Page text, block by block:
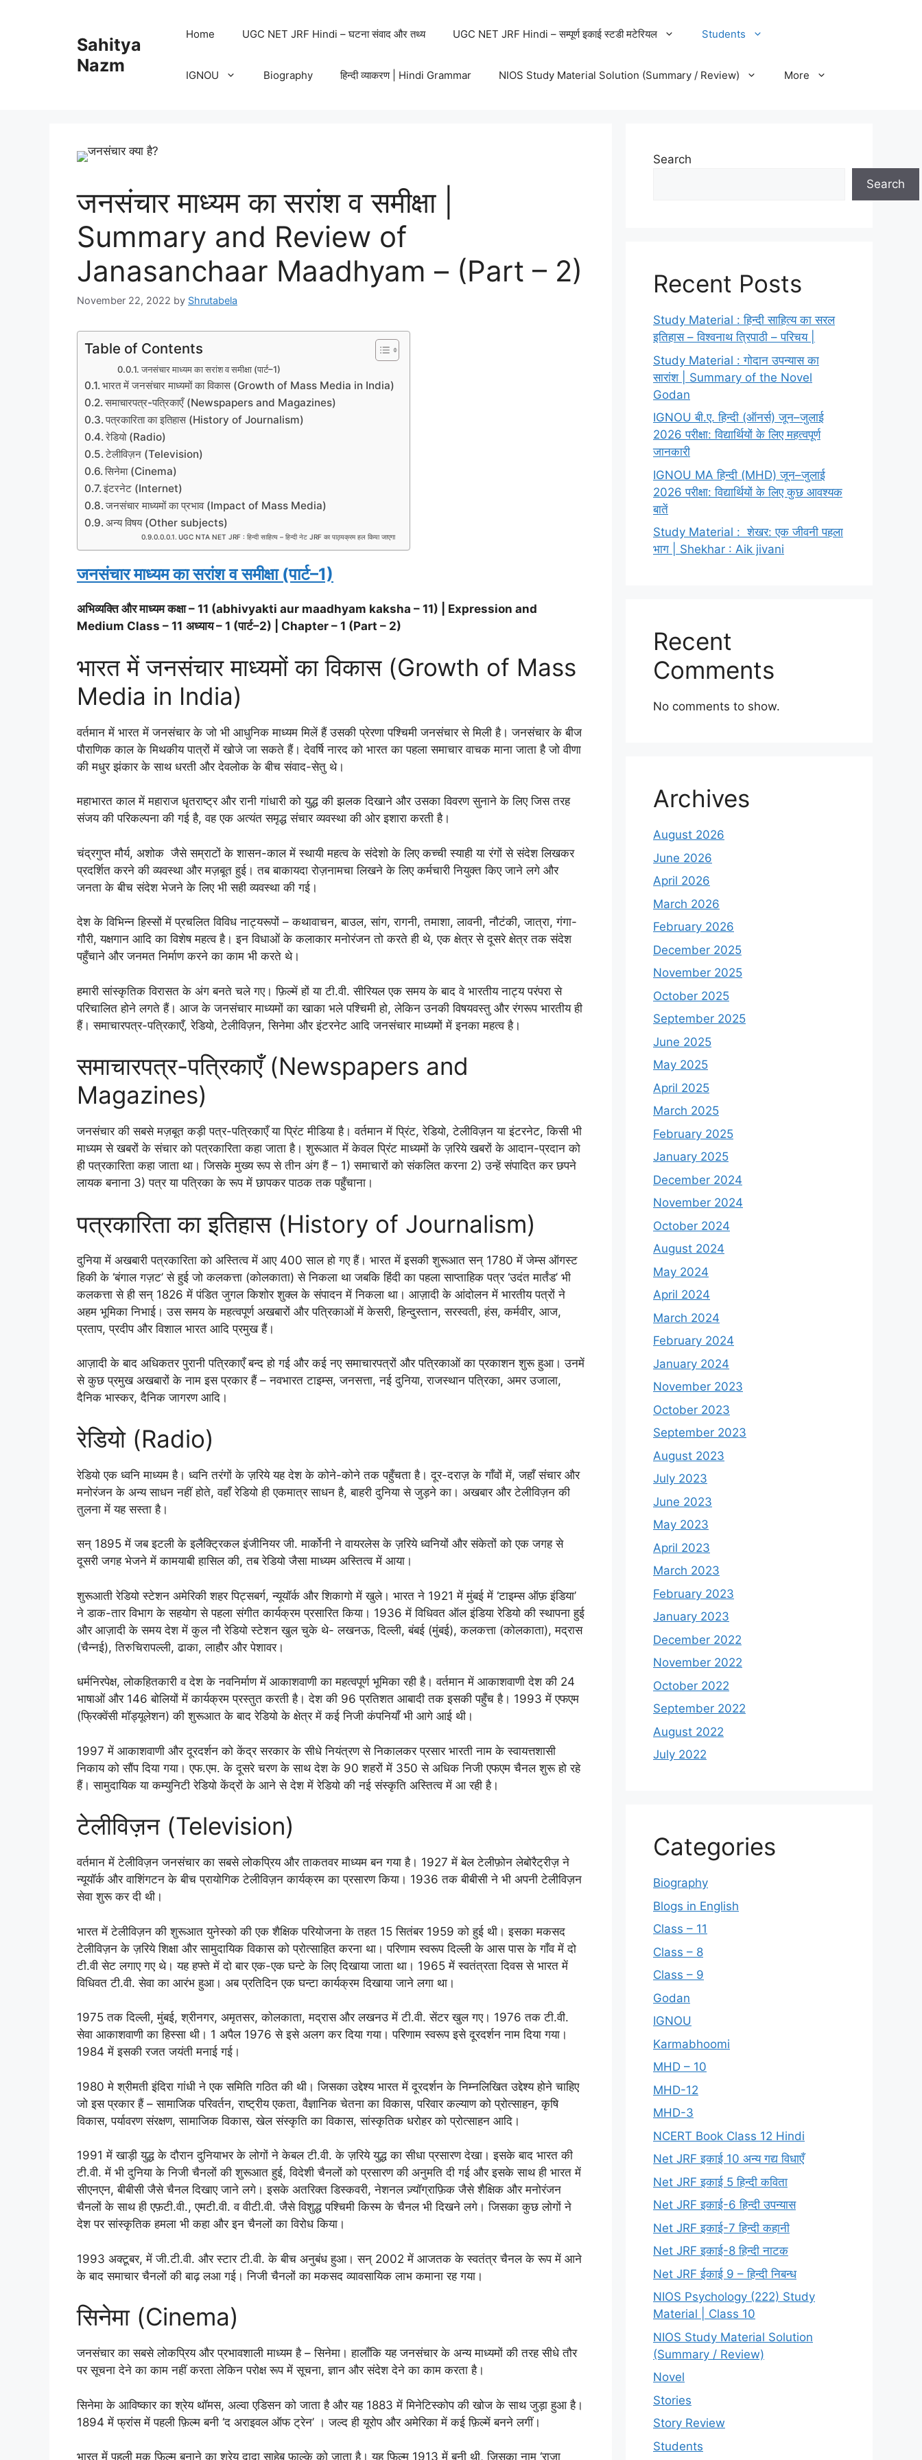
Sahitya
Nazm
Home UGC NET JRF Hindi – घटना संवाद और तथ्य UGC NET JRF Hindi – सम्पूर्ण इकाई स्टडी मटेरियल Students
IGNOU Biography हिन्दी व्याकरण | Hindi Grammar NIOS Study Material Solution (Summary / Review) More
जनसंचार माध्यम का सरांश व समीक्षा |
Summary and Review of
Janasanchaar Maadhyam – (Part – 2)
November 22, 2022 by Shrutabela
Table of Contents
जनसंचार माध्यम का सरांश व समीक्षा (पार्ट–1)
भारत में जनसंचार माध्यमों का विकास (Growth of Mass Media in India)
समाचारपत्र-पत्रिकाएँ (Newspapers and Magazines)
पत्रकारिता का इतिहास (History of Journalism)
रेडियो (Radio)
टेलीविज़न (Television)
सिनेमा (Cinema)
इंटरनेट (Internet)
जनसंचार माध्यमों का प्रभाव (Impact of Mass Media)
अन्य विषय (Other subjects)
UGC NTA NET JRF : हिन्दी साहित्य – हिन्दी नेट JRF का पाठ्यक्रम हल किया जाएगा
जनसंचार माध्यम का सरांश व समीक्षा (पार्ट–1)
अभिव्यक्ति और माध्यम कक्षा – 11 (abhivyakti aur maadhyam kaksha – 11) | Expression and
Medium Class – 11 अध्याय – 1 (पार्ट–2) | Chapter – 1 (Part – 2)
भारत में जनसंचार माध्यमों का विकास (Growth of Mass
Media in India)
वर्तमान में भारत में जनसंचार के जो भी आधुनिक माध्यम मिलें हैं उसकी प्रेरणा पश्चिमी जनसंचार से मिली है। जनसंचार के बीज
पौराणिक काल के मिथकीय पात्रों में खोजे जा सकते हैं। देवर्षि नारद को भारत का पहला समाचार वाचक माना जाता है जो वीणा
की मधुर झंकार के साथ धरती और देवलोक के बीच संवाद-सेतु थे।
महाभारत काल में महाराज धृतराष्ट्र और रानी गांधारी को युद्ध की झलक दिखाने और उसका विवरण सुनाने के लिए जिस तरह
संजय की परिकल्पना की गई है, वह एक अत्यंत समृद्ध संचार व्यवस्था की ओर इशारा करती है।
चंद्रगुप्त मौर्य, अशोक जैसे सम्राटों के शासन-काल में स्थायी महत्व के संदेशो के लिए कच्ची स्याही या रंगों से संदेश लिखकर
प्रदर्शित करने की व्यवस्था और मज़बूत हुई। तब बाकायदा रोज़नामचा लिखने के लिए कर्मचारी नियुक्त किए जाने लगे और
जनता के बीच संदेश भेजने के लिए भी सही व्यवस्था की गई।
देश के विभिन्न हिस्सों में प्रचलित विविध नाट्यरूपों – कथावाचन, बाउल, सांग, रागनी, तमाशा, लावनी, नौटंकी, जात्रा, गंगा-
गौरी, यक्षगान आदि का विशेष महत्व है। इन विधाओं के कलाकार मनोरंजन तो करते ही थे, एक क्षेत्र से दूसरे क्षेत्र तक संदेश
पहुँचाने और जनमत निर्माण करने का काम भी करते थे।
हमारी सांस्कृतिक विरासत के अंग बनते चले गए। फ़िल्में हों या टी.वी. सीरियल एक समय के बाद वे भारतीय नाट्य परंपरा से
परिचालित होने लगते हैं। आज के जनसंचार माध्यमों का खाका भले पश्चिमी हो, लेकिन उनकी विषयवस्तु और रंगरूप भारतीय ही
हैं। समाचारपत्र-पत्रिकाएँ, रेडियो, टेलीविज़न, सिनेमा और इंटरनेट आदि जनसंचार माध्यमों में इनका महत्व है।
समाचारपत्र-पत्रिकाएँ (Newspapers and
Magazines)
जनसंचार की सबसे मज़बूत कड़ी पत्र-पत्रिकाएँ या प्रिंट मीडिया है। वर्तमान में प्रिंट, रेडियो, टेलीविज़न या इंटरनेट, किसी भी
माध्यम से खबरों के संचार को पत्रकारिता कहा जाता है। शुरूआत में केवल प्रिंट माध्यमों के ज़रिये खबरों के आदान-प्रदान को
ही पत्रकारिता कहा जाता था। जिसके मुख्य रूप से तीन अंग हैं – 1) समाचारों को संकलित करना 2) उन्हें संपादित कर छपने
लायक बनाना 3) पत्र या पत्रिका के रूप में छापकर पाठक तक पहुँचाना।
पत्रकारिता का इतिहास (History of Journalism)
दुनिया में अखबारी पत्रकारिता को अस्तित्व में आए 400 साल हो गए हैं। भारत में इसकी शुरूआत सन् 1780 में जेम्स ऑगस्ट
हिकी के ‘बंगाल गज़ट’ से हुई जो कलकत्ता (कोलकाता) से निकला था जबकि हिंदी का पहला साप्ताहिक पत्र ‘उदंत मार्तंड’ भी
कलकत्ता से ही सन् 1826 में पंडित जुगल किशोर शुक्ल के संपादन में निकला था। आज़ादी के आंदोलन में भारतीय पत्रों ने
अहम भूमिका निभाई। उस समय के महत्वपूर्ण अखबारों और पत्रिकाओं में केसरी, हिन्दुस्तान, सरस्वती, हंस, कर्मवीर, आज,
प्रताप, प्रदीप और विशाल भारत आदि प्रमुख हैं।
आज़ादी के बाद अधिकतर पुरानी पत्रिकाएँ बन्द हो गई और कई नए समाचारपत्रों और पत्रिकाओं का प्रकाशन शुरू हुआ। उनमें
से कुछ प्रमुख अखबारों के नाम इस प्रकार हैं – नवभारत टाइम्स, जनसत्ता, नई दुनिया, राजस्थान पत्रिका, अमर उजाला,
दैनिक भास्कर, दैनिक जागरण आदि।
रेडियो (Radio)
रेडियो एक ध्वनि माध्यम है। ध्वनि तरंगों के ज़रिये यह देश के कोने-कोने तक पहुँचता है। दूर-दराज़ के गाँवों में, जहाँ संचार और
मनोरंजन के अन्य साधन नहीं होते, वहाँ रेडियो ही एकमात्र साधन है, बाहरी दुनिया से जुड़ने का। अखबार और टेलीविज़न की
तुलना में यह सस्ता है।
सन् 1895 में जब इटली के इलैक्ट्रिकल इंजीनियर जी. मार्कोनी ने वायरलेस के ज़रिये ध्वनियों और संकेतों को एक जगह से
दूसरी जगह भेजने में कामयाबी हासिल की, तब रेडियो जैसा माध्यम अस्तित्व में आया।
शुरूआती रेडियो स्टेशन अमेरिकी शहर पिट्सबर्ग, न्यूयॉर्क और शिकागो में खुले। भारत ने 1921 में मुंबई में ‘टाइम्स ऑफ़ इंडिया’
ने डाक-तार विभाग के सहयोग से पहला संगीत कार्यक्रम प्रसारित किया। 1936 में विधिवत ऑल इंडिया रेडियो की स्थापना हुई
और आज़ादी के समय देश में कुल नौ रेडियो स्टेशन खुल चुके थे- लखनऊ, दिल्ली, बंबई (मुंबई), कलकत्ता (कोलकाता), मद्रास
(चैन्नई), तिरुचिरापल्ली, ढाका, लाहौर और पेशावर।
धर्मनिरपेक्ष, लोकहितकारी व देश के नवनिर्माण में आकाशवाणी का महत्वपूर्ण भूमिका रही है। वर्तमान में आकाशवाणी देश की 24
भाषाओं और 146 बोलियों में कार्यक्रम प्रस्तुत करती है। देश की 96 प्रतिशत आबादी तक इसकी पहुँच है। 1993 में एफएम
(फ्रिक्वेंसी मॉड्यूलेशन) की शुरूआत के बाद रेडियो के क्षेत्र में कई निजी कंपनियाँ भी आगे आई थी।
1997 में आकाशवाणी और दूरदर्शन को केंद्र सरकार के सीधे नियंत्रण से निकालकर प्रसार भारती नाम के स्वायत्तशासी
निकाय को सौंप दिया गया। एफ.एम. के दूसरे चरण के साथ देश के 90 शहरों में 350 से अधिक निजी एफएम चैनल शुरू हो रहे
हैं। सामुदायिक या कम्युनिटी रेडियो केंद्रों के आने से देश में रेडियो की नई संस्कृति अस्तित्व में आ रही है।
टेलीविज़न (Television)
वर्तमान में टेलीविज़न जनसंचार का सबसे लोकप्रिय और ताकतवर माध्यम बन गया है। 1927 में बेल टेलीफ़ोन लेबोरैट्रीज़ ने
न्यूयॉर्क और वाशिंगटन के बीच प्रायोगिक टेलीविज़न कार्यक्रम का प्रसारण किया। 1936 तक बीबीसी ने भी अपनी टेलीविज़न
सेवा शुरू कर दी थी।
भारत में टेलीविज़न की शुरूआत युनेस्को की एक शैक्षिक परियोजना के तहत 15 सितंबर 1959 को हुई थी। इसका मकसद
टेलीविज़न के ज़रिये शिक्षा और सामुदायिक विकास को प्रोत्साहित करना था। परिणाम स्वरूप दिल्ली के आस पास के गाँव में दो
टी.वी सेट लगाए गए थे। यह हफ्ते में दो बार एक-एक घन्टे के लिए दिखाया जाता था। 1965 में स्वतंत्रता दिवस से भारत में
विधिवत टी.वी. सेवा का आरंभ हुआ। अब प्रतिदिन एक घन्टा कार्यक्रम दिखाया जाने लगा था।
1975 तक दिल्ली, मुंबई, श्रीनगर, अमृतसर, कोलकाता, मद्रास और लखनउ में टी.वी. सेंटर खुल गए। 1976 तक टी.वी.
सेवा आकाशवाणी का हिस्सा थी। 1 अपैल 1976 से इसे अलग कर दिया गया। परिणाम स्वरूप इसे दूरदर्शन नाम दिया गया।
1984 में इसकी रजत जयंती मनाई गई।
1980 मे श्रीमती इंदिरा गांधी ने एक समिति गठित की थी। जिसका उद्देश्य भारत में दूरदर्शन के निम्नलिखित उद्देश्य होने चाहिए
जो इस प्रकार हैं – सामाजिक परिवर्तन, राष्ट्रीय एकता, वैज्ञानिक चेतना का विकास, परिवार कल्याण को प्रोत्साहन, कृषि
विकास, पर्यावरण संरक्षण, सामाजिक विकास, खेल संस्कृति का विकास, सांस्कृतिक धरोहर को प्रोत्साहन आदि।
1991 में खाड़ी युद्ध के दौरान दुनियाभर के लोगों ने केबल टी.वी. के ज़रिये युद्ध का सीधा प्रसारण देखा। इसके बाद भारत की
टी.वी. में भी दुनिया के निजी चैनलों की शुरूआत हुई, विदेशी चैनलों को प्रसारण की अनुमति दी गई और इसके साथ ही भारत में
सीएनएन, बीबीसी जैसे चैनल दिखाए जाने लगे। इसके अतरिक्त डिस्कवरी, नेशनल ज़्यॉग्राफ़िक जैसे शैक्षिक और मनोरंजन
चैनलों के साथ ही एफ़टी.वी., एमटी.वी. व वीटी.वी. जैसे विशुद्ध पश्चिमी किस्म के चैनल भी दिखने लगे। जिसका कुछ लोगों ने
देश पर सांस्कृतिक हमला भी कहा और इन चैनलों का विरोध किया।
1993 अक्टूबर, में जी.टी.वी. और स्टार टी.वी. के बीच अनुबंध हुआ। सन् 2002 में आजतक के स्वतंत्र चैनल के रूप में आने
के बाद समाचार चैनलों की बाढ़ लआ गई। निजी चैनलों का मकसद व्यावसायिक लाभ कमाना रह गया।
सिनेमा (Cinema)
जनसंचार का सबसे लोकप्रिय और प्रभावशाली माध्यम है – सिनेमा। हालाँकि यह जनसंचार के अन्य माध्यमों की तरह सीधे तौर
पर सूचना देने का काम नहीं करता लेकिन परोक्ष रूप में सूचना, ज्ञान और संदेश देने का काम करता है।
सिनेमा के आविष्कार का श्रेय थॉमस, अल्वा एडिसन को जाता है और यह 1883 में मिनेटिस्कोप की खोज के साथ जुड़ा हुआ है।
1894 में फ्रांस में पहली फ़िल्म बनी ‘द अराइवल ऑफ ट्रेन’ । जल्द ही यूरोप और अमेरिका में कई फ़िल्में बनने लगीं।
भारत में पहली मूक फ़िल्म बनाने का श्रेय दादा साहेब फ़ाल्के को जाता है। यह फिल्म 1913 में बनी थी, जिसका नाम ‘राजा
Search
Search
Recent Posts
Study Material : हिन्दी साहित्य का सरल
इतिहास – विश्वनाथ त्रिपाठी – परिचय |
Study Material : गोदान उपन्यास का
सारांश | Summary of the Novel
Godan
IGNOU बी.ए. हिन्दी (ऑनर्स) जून–जुलाई
2026 परीक्षा: विद्यार्थियों के लिए महत्वपूर्ण
जानकारी
IGNOU MA हिन्दी (MHD) जून–जुलाई
2026 परीक्षा: विद्यार्थियों के लिए कुछ आवश्यक
बातें
Study Material : शेखर: एक जीवनी पहला
भाग | Shekhar : Aik jivani
Recent
Comments
No comments to show.
Archives
August 2026
June 2026
April 2026
March 2026
February 2026
December 2025
November 2025
October 2025
September 2025
June 2025
May 2025
April 2025
March 2025
February 2025
January 2025
December 2024
November 2024
October 2024
August 2024
May 2024
April 2024
March 2024
February 2024
January 2024
November 2023
October 2023
September 2023
August 2023
July 2023
June 2023
May 2023
April 2023
March 2023
February 2023
January 2023
December 2022
November 2022
October 2022
September 2022
August 2022
July 2022
Categories
Biography
Blogs in English
Class – 11
Class – 8
Class – 9
Godan
IGNOU
Karmabhoomi
MHD – 10
MHD-12
MHD-3
NCERT Book Class 12 Hindi
Net JRF इकाई 10 अन्य गद्य विधाएँ
Net JRF इकाई 5 हिन्दी कविता
Net JRF इकाई-6 हिन्दी उपन्यास
Net JRF इकाई-7 हिन्दी कहानी
Net JRF इकाई-8 हिन्दी नाटक
Net JRF ईकाई 9 – हिन्दी निबन्ध
NIOS Psychology (222) Study
Material | Class 10
NIOS Study Material Solution
(Summary / Review)
Novel
Stories
Story Review
Students